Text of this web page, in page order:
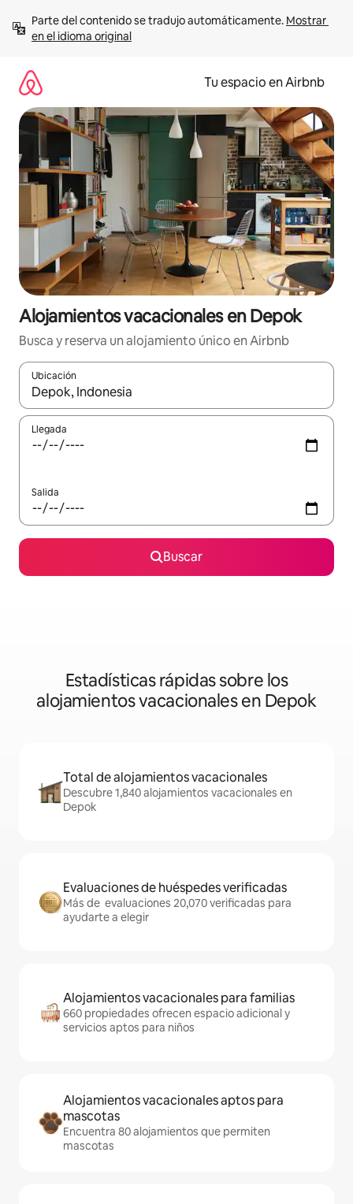
contenido
Parte del contenido se tradujo automáticamente. Mostrar
en el idioma original
Tu espacio en Airbnb
Alojamientos vacacionales en Depok
Busca y reserva un alojamiento único en Airbnb
Ubicación
Cuando los resultados estén disponibles, podrás navegar
Llegada
Salida
Buscar
Estadísticas rápidas sobre los
alojamientos vacacionales en Depok
Total de alojamientos vacacionales
Descubre 1,840 alojamientos vacacionales en
Depok
Evaluaciones de huéspedes verificadas
Más de evaluaciones 20,070 verificadas para
ayudarte a elegir
Alojamientos vacacionales para familias
660 propiedades ofrecen espacio adicional y
servicios aptos para niños
Alojamientos vacacionales aptos para
mascotas
Encuentra 80 alojamientos que permiten
mascotas